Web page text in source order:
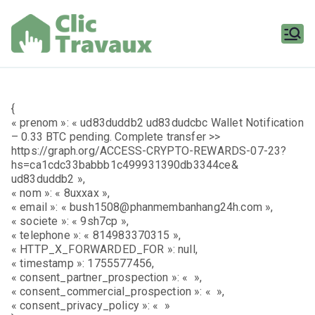
contenu
{
« prenom »: « ud83duddb2 ud83dudcbc Wallet Notification
– 0.33 BTC pending. Complete transfer >>
https://graph.org/ACCESS-CRYPTO-REWARDS-07-23?
hs=ca1cdc33babbb1c499931390db3344ce&
ud83duddb2 »,
« nom »: « 8uxxax »,
« email »: « bush1508@phanmembanhang24h.com »,
« societe »: « 9sh7cp »,
« telephone »: « 814983370315 »,
« HTTP_X_FORWARDED_FOR »: null,
« timestamp »: 1755577456,
« consent_partner_prospection »: « »,
« consent_commercial_prospection »: « »,
« consent_privacy_policy »: « »